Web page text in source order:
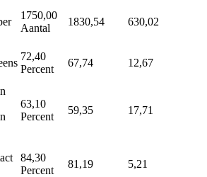
1750,00
Aantal
1830,54 630,02
72,40
Percent
67,74 12,67
63,10
Percent
59,35 17,71
84,30
Percent
81,19 5,21